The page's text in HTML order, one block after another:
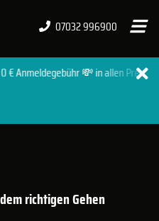
07032 996900
💸 in allen Premium-
richtigen Gehen